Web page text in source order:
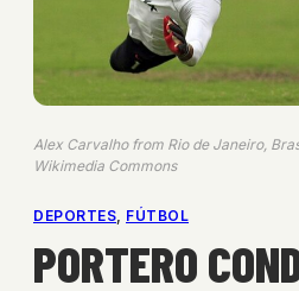
Alex Carvalho from Rio de Janeiro,
Wikimedia Commons
DEPORTES, FÚTBOL
PORTERO